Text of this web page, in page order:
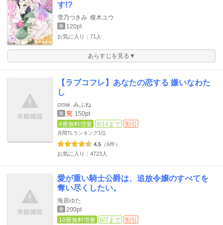
す!?
雪乃つきみ 榎木ユウ
巻 120pt
お気に入り：71人
あらすじを見る▼
【ラブコフレ】あなたの恋する 嫌いなわた
し
crow みぶね
巻 完 150pt
4冊無料増量
8/14まで 割引
月間TLランキング1位
4.5 （6件）
お気に入り：4723人
愛が重い騎士公爵は、追放令嬢のすべてを
奪い尽くしたい。
海原ゆた
巻
200pt
10冊無料増量
8/7まで 割引